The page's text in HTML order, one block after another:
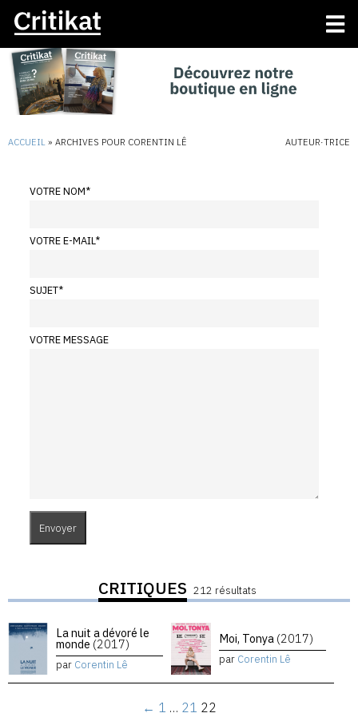
ACCUEIL » ARCHIVES POUR CORENTIN LÊ AUTEUR·TRICE
VOTRE NOM*
VOTRE E-MAIL*
SUJET*
VOTRE MESSAGE
CRITIQUES 212 résultats
La nuit a dévoré le
monde (2017)
par Corentin Lê
Moi, Tonya (2017)
par Corentin Lê
← 1 … 21 22